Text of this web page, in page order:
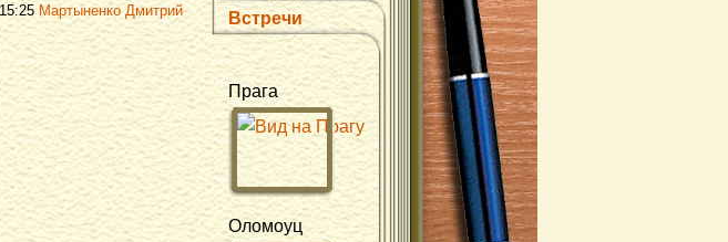
Мартыненко Дмитрий
Встречи
Прага
Оломоуц